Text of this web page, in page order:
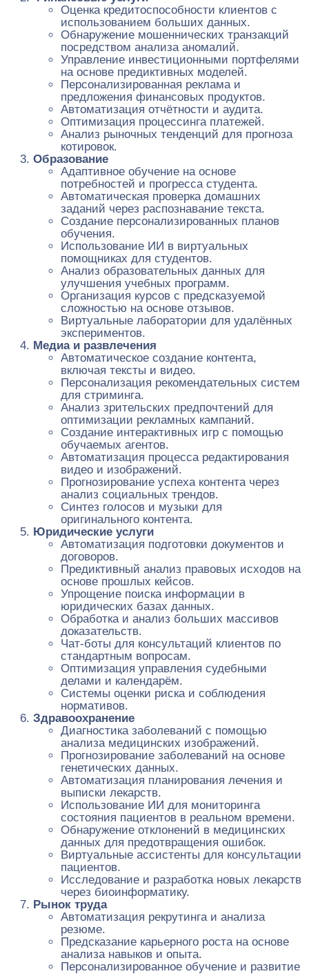
Оценка кредитоспособности клиентов с
использованием больших данных.
Обнаружение мошеннических транзакций
посредством анализа аномалий.
Управление инвестиционными портфелями
на основе предиктивных моделей.
Персонализированная реклама и
предложения финансовых продуктов.
Автоматизация отчётности и аудита.
Оптимизация процессинга платежей.
Анализ рыночных тенденций для прогноза
котировок.
Образование
Адаптивное обучение на основе
потребностей и прогресса студента.
Автоматическая проверка домашних
заданий через распознавание текста.
Создание персонализированных планов
обучения.
Использование ИИ в виртуальных
помощниках для студентов.
Анализ образовательных данных для
улучшения учебных программ.
Организация курсов с предсказуемой
сложностью на основе отзывов.
Виртуальные лаборатории для удалённых
экспериментов.
Медиа и развлечения
Автоматическое создание контента,
включая тексты и видео.
Персонализация рекомендательных систем
для стриминга.
Анализ зрительских предпочтений для
оптимизации рекламных кампаний.
Создание интерактивных игр с помощью
обучаемых агентов.
Автоматизация процесса редактирования
видео и изображений.
Прогнозирование успеха контента через
анализ социальных трендов.
Синтез голосов и музыки для
оригинального контента.
Юридические услуги
Автоматизация подготовки документов и
договоров.
Предиктивный анализ правовых исходов на
основе прошлых кейсов.
Упрощение поиска информации в
юридических базах данных.
Обработка и анализ больших массивов
доказательств.
Чат-боты для консультаций клиентов по
стандартным вопросам.
Оптимизация управления судебными
делами и календарём.
Системы оценки риска и соблюдения
нормативов.
Здравоохранение
Диагностика заболеваний с помощью
анализа медицинских изображений.
Прогнозирование заболеваний на основе
генетических данных.
Автоматизация планирования лечения и
выписки лекарств.
Использование ИИ для мониторинга
состояния пациентов в реальном времени.
Обнаружение отклонений в медицинских
данных для предотвращения ошибок.
Виртуальные ассистенты для консультации
пациентов.
Исследование и разработка новых лекарств
через биоинформатику.
Рынок труда
Автоматизация рекрутинга и анализа
резюме.
Предсказание карьерного роста на основе
анализа навыков и опыта.
Персонализированное обучение и развитие